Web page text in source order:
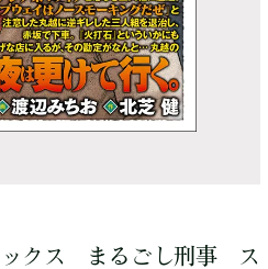
ックス まるごし刑事 ス